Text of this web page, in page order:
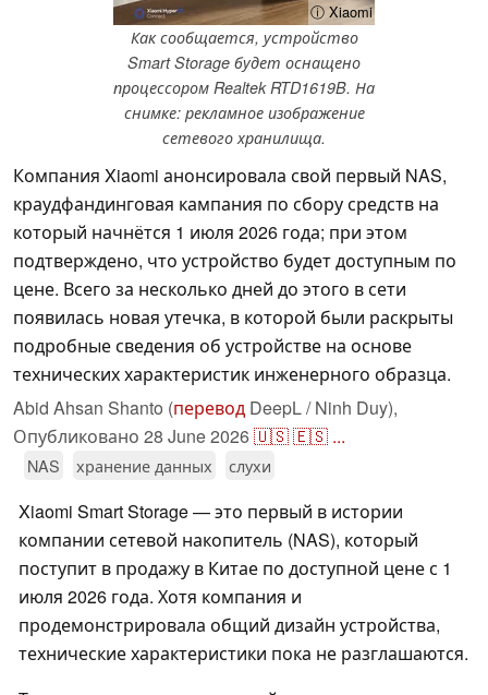
ⓘ Xiaomi
Как сообщается, устройство
Smart Storage будет оснащено
процессором Realtek RTD1619B. На
снимке: рекламное изображение
сетевого хранилища.
Компания Xiaomi анонсировала свой первый NAS,
краудфандинговая кампания по сбору средств на
который начнётся 1 июля 2026 года; при этом
подтверждено, что устройство будет доступным по
цене. Всего за несколько дней до этого в сети
появилась новая утечка, в которой были раскрыты
подробные сведения об устройстве на основе
технических характеристик инженерного образца.
Abid Ahsan Shanto (перевод DeepL / Ninh Duy),
Опубликовано 28 June 2026🇺🇸🇪🇸 ...
NAS хранение данных слухи
Xiaomi Smart Storage — это первый в истории
компании сетевой накопитель (NAS), который
поступит в продажу в Китае по доступной цене с 1
июля 2026 года. Хотя компания и
продемонстрировала общий дизайн устройства,
технические характеристики пока не разглашаются.